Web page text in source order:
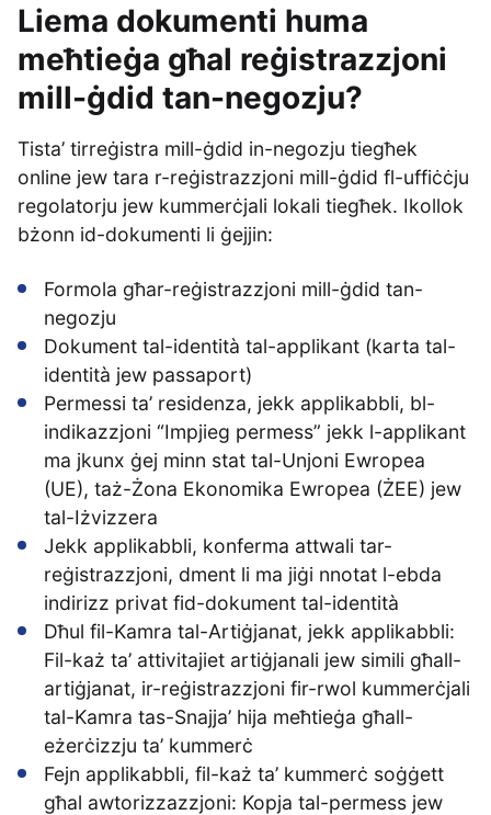
Liema dokumenti huma
meħtieġa għal reġistrazzjoni
mill-ġdid tan-negozju?
Tista’ tirreġistra mill-ġdid in-negozju tiegħek
online jew tara r-reġistrazzjoni mill-ġdid fl-uffiċċju
regolatorju jew kummerċjali lokali tiegħek. Ikollok
bżonn id-dokumenti li ġejjin:
Formola għar-reġistrazzjoni mill-ġdid tan-
negozju
Dokument tal-identità tal-applikant (karta tal-
identità jew passaport)
Permessi ta’ residenza, jekk applikabbli, bl-
indikazzjoni “Impjieg permess” jekk l-applikant
ma jkunx ġej minn stat tal-Unjoni Ewropea
(UE), taż-Żona Ekonomika Ewropea (ŻEE) jew
tal-Iżvizzera
Jekk applikabbli, konferma attwali tar-
reġistrazzjoni, dment li ma jiġi nnotat l-ebda
indirizz privat fid-dokument tal-identità
Dħul fil-Kamra tal-Artiġjanat, jekk applikabbli:
Fil-każ ta’ attivitajiet artiġjanali jew simili għall-
artiġjanat, ir-reġistrazzjoni fir-rwol kummerċjali
tal-Kamra tas-Snajja’ hija meħtieġa għall-
eżerċizzju ta’ kummerċ
Fejn applikabbli, fil-każ ta’ kummerċ soġġett
għal awtorizzazzjoni: Kopja tal-permess jew